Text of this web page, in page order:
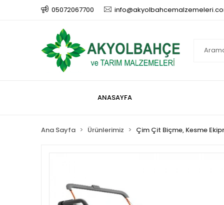
05072067700
ANASAYFA
Ana Sayfa Ürünlerimiz Çim Çit Biçme, Kesme